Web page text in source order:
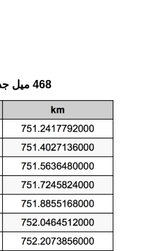
468 ميل جدول تحويل